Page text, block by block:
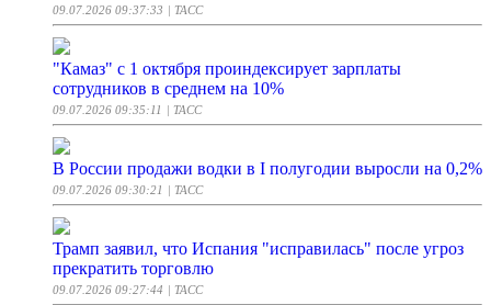
09.07.2026 09:37:33 | ТАСС
"Камаз" с 1 октября проиндексирует зарплаты
сотрудников в среднем на 10%
09.07.2026 09:35:11 | ТАСС
В России продажи водки в I полугодии выросли на 0,2%
09.07.2026 09:30:21 | ТАСС
Трамп заявил, что Испания "исправилась" после угроз
прекратить торговлю
09.07.2026 09:27:44 | ТАСС